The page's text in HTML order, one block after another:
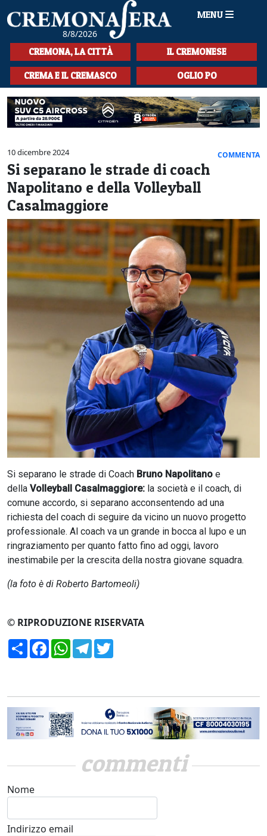
8/8/2026
MENU
HOME
CRONACA
SPORT
LA MUSICA
CULTURA
LA STORIA
SPETTACOLI
L'EDITORIALE
SEZIONI
CERCA
CREMONA, LA CITTÀ IL CREMONESE
CREMA E IL CREMASCO OGLIO PO
10 dicembre 2024 COMMENTA
Si separano le strade di coach
Napolitano e della Volleyball
Casalmaggiore
Si separano le strade di Coach Bruno Napolitano e
della Volleyball Casalmaggiore: la società e il coach, di
comune accordo, si separano acconsentendo ad una
richiesta del coach di seguire da vicino un nuovo progetto
professionale. Al coach va un grande in bocca al lupo e un
ringraziamento per quanto fatto fino ad oggi, lavoro
inestimabile per la crescita della nostra giovane squadra.
(la foto è di Roberto Bartomeoli)
© RIPRODUZIONE RISERVATA
CondividiFacebookWhatsApp
Telegram
commenti
Nome
Indirizzo email